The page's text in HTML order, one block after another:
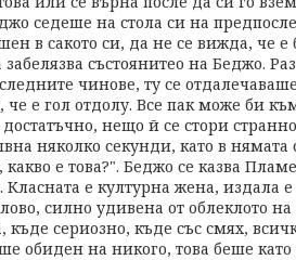
седеше на стола си на
в сакото си, да не се вижда, че е
състоянитео на Беджо.
чинове, ту се
че е гол отдолу. Все пак може би
нещо й се стори
няколко секунди, като в нямата
е това?". Беджо се казва
е културна жена, издала
силно удивена от облеклото
къде сериозно, къде със смях,
обиден на никого, това беше като